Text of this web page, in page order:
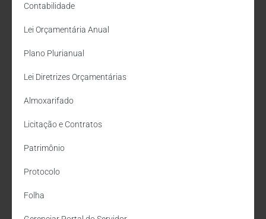
Contabilidade
Lei Orçamentária Anual
Plano Plurianual
Lei Diretrizes Orçamentárias
Almoxarifado
Licitação e Contratos
Patrimônio
Protocolo
Folha